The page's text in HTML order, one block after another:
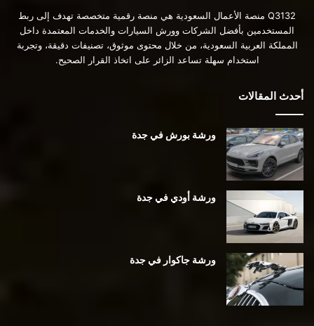
Q3132 منصة الأعمال السعودية هي منصة رقمية متخصصة تهدف إلى ربط
المستخدمين بأفضل الشركات وورش السيارات والخدمات المعتمدة داخل
المملكة العربية السعودية، من خلال محتوى موثوق، تصنيفات دقيقة، وتجربة
استخدام سهلة تساعد الزائر على اتخاذ القرار الصحيح.
أحدث المقالات
ورشة بورش في جدة
ورشة أودي في جدة
ورشة جاكوار في جدة